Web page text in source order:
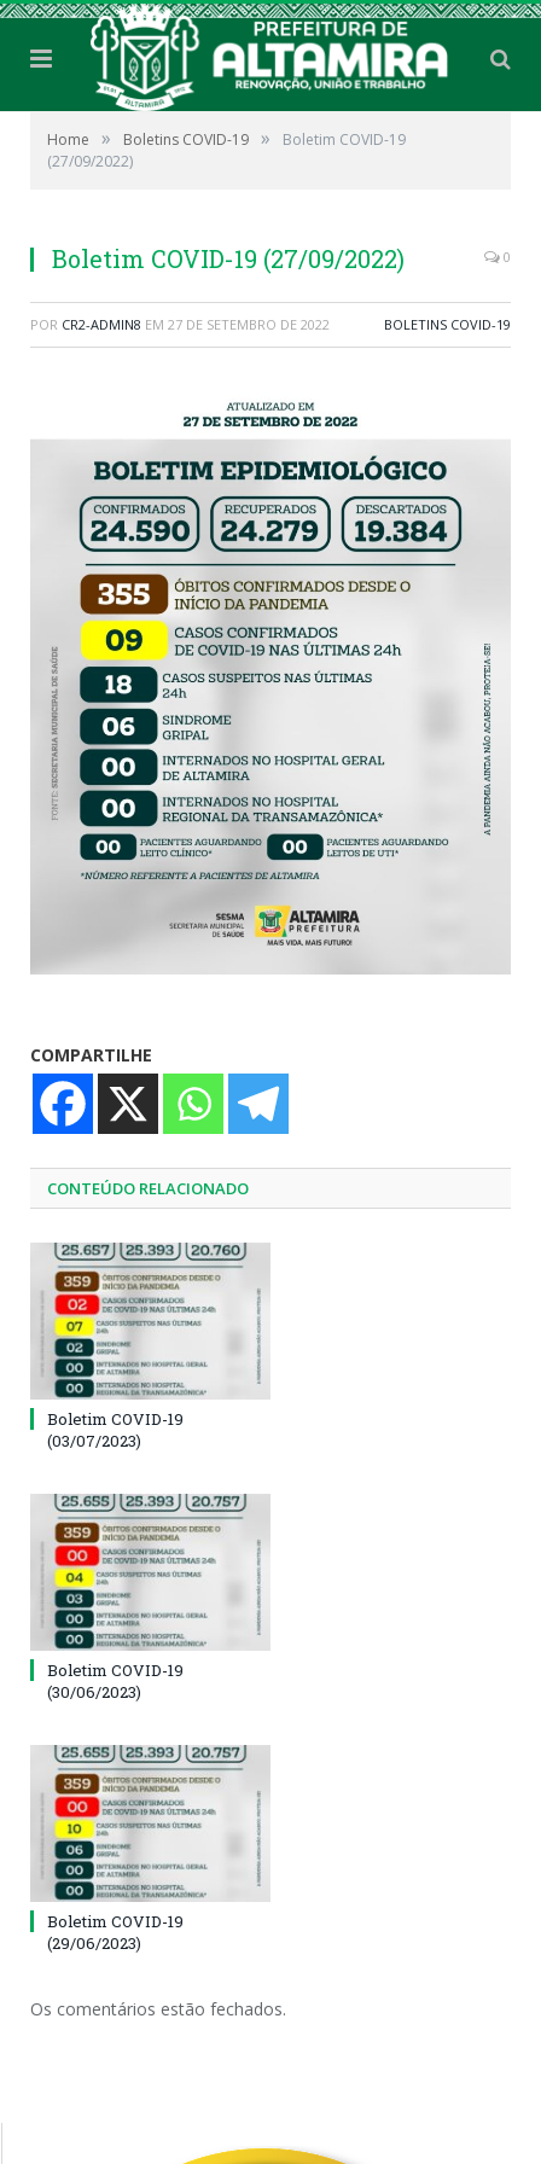
Home » Boletins COVID-19 »
Boletim COVID-19
(27/09/2022)
Boletim COVID-19 (27/09/2022) 0
POR CR2-ADMIN8 EM 27 DE SETEMBRO DE 2022 BOLETINS COVID-19
COMPARTILHE
CONTEÚDO RELACIONADO
Boletim COVID-19
(03/07/2023)
Boletim COVID-19
(30/06/2023)
Boletim COVID-19
(29/06/2023)
Os comentários estão fechados.